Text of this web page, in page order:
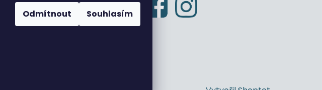
Odmítnout Souhlasím
+420 608 166 670
gsa@gsa-shop.cz